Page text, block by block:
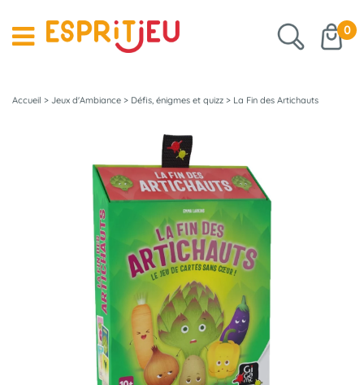
0
Accueil > Jeux d'Ambiance > Défis, énigmes et quizz > La Fin des Artichauts